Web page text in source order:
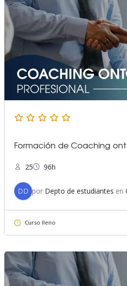
Formación de Coaching
25 96h
DD por Depto de estudiantes en
Curso lleno